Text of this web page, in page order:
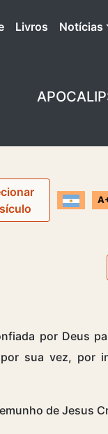
(atual)
Livros Notícias
por Deus
sua vez, por
de Jesus